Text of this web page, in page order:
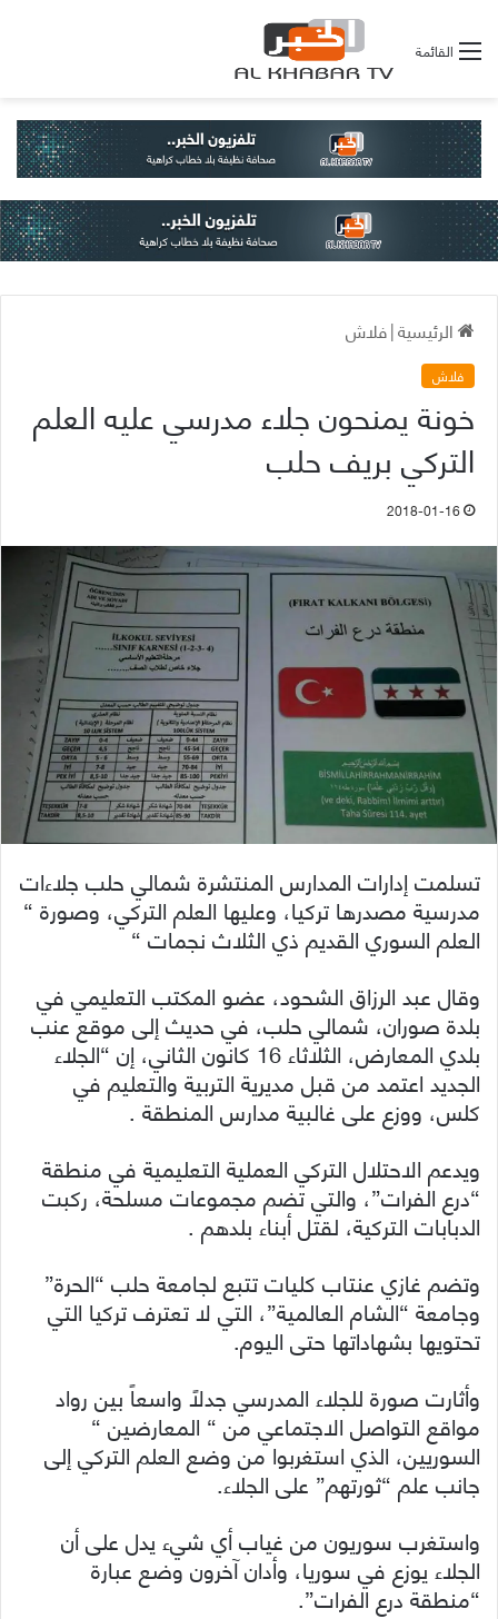
القائمة
الرئيسية|فلاش
فلاش
خونة يمنحون جلاء مدرسي عليه العلم
التركي بريف حلب
2018-01-16
تسلمت إدارات المدارس المنتشرة شمالي حلب جلاءات
مدرسية مصدرها تركيا، وعليها العلم التركي، وصورة “
العلم السوري القديم ذي الثلاث نجمات “
وقال عبد الرزاق الشحود، عضو المكتب التعليمي في
بلدة صوران، شمالي حلب، في حديث إلى موقع عنب
بلدي المعارض، الثلاثاء 16 كانون الثاني، إن “الجلاء
الجديد اعتمد من قبل مديرية التربية والتعليم في
كلس، ووزع على غالبية مدارس المنطقة .
ويدعم الاحتلال التركي العملية التعليمية في منطقة
“درع الفرات”، والتي تضم مجموعات مسلحة، ركبت
الدبابات التركية، لقتل أبناء بلدهم .
وتضم غازي عنتاب كليات تتبع لجامعة حلب “الحرة”
وجامعة “الشام العالمية”، التي لا تعترف تركيا التي
تحتويها بشهاداتها حتى اليوم.
وأثارت صورة للجلاء المدرسي جدلاً واسعاً بين رواد
مواقع التواصل الاجتماعي من “ المعارضين “
السوريين، الذي استغربوا من وضع العلم التركي إلى
جانب علم “ثورتهم” على الجلاء.
واستغرب سوريون من غياب أي شيء يدل على أن
الجلاء يوزع في سوريا، وأدان آخرون وضع عبارة
“منطقة درع الفرات”.